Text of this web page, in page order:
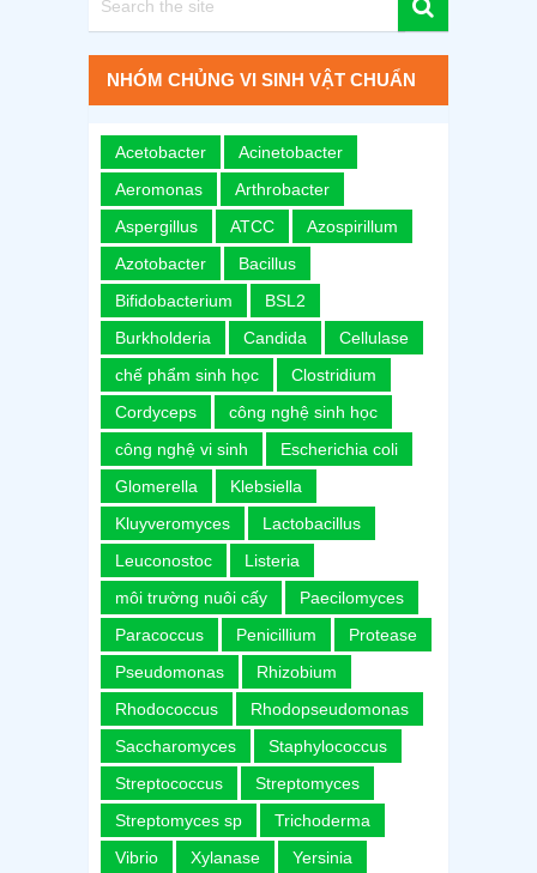
NHÓM CHỦNG VI SINH VẬT CHUẨN
Acetobacter
Acinetobacter
Aeromonas
Arthrobacter
Aspergillus
ATCC
Azospirillum
Azotobacter
Bacillus
Bifidobacterium
BSL2
Burkholderia
Candida
Cellulase
chế phẩm sinh học
Clostridium
Cordyceps
công nghệ sinh học
công nghệ vi sinh
Escherichia coli
Glomerella
Klebsiella
Kluyveromyces
Lactobacillus
Leuconostoc
Listeria
môi trường nuôi cấy
Paecilomyces
Paracoccus
Penicillium
Protease
Pseudomonas
Rhizobium
Rhodococcus
Rhodopseudomonas
Saccharomyces
Staphylococcus
Streptococcus
Streptomyces
Streptomyces sp
Trichoderma
Vibrio
Xylanase
Yersinia